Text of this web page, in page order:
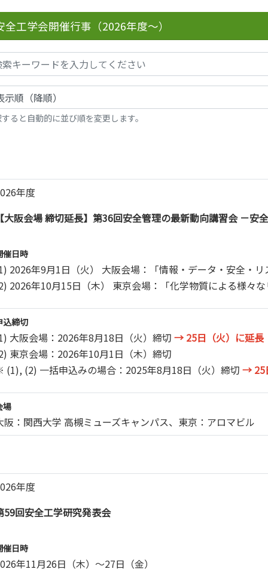
全工学会開催行事（2026年度～）
ると自動的に並び順を変更します。
年度
【大阪会場 締切延長】第36回安全管理の最新動向講習会 －
催日時
2026年9月1日（火） 大阪会場：「情報・データ・安全・リ
2026年10月15日（木） 東京会場：「化学物質による様々
込締切
大阪会場：2026年8月18日（火）締切 → 25日（火）に延長
東京会場：2026年10月1日（木）締切
(1), (2) 一括申込みの場合：2025年8月18日（火）締切 → 25
場
阪：関西大学 高槻ミューズキャンパス、東京：アロマビル
年度
59回安全工学研究発表会
催日時
年11月26日（木）～27日（金）